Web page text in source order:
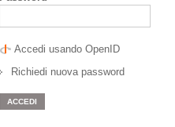
Accedi usando OpenID
Richiedi nuova password